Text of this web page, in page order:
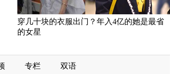
穿几十块的衣服出门？年入4亿的她是最省
的女星
专栏 双语